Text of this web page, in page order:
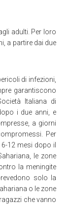
adulti. Per loro
a partire dai due
di infezioni,
garantiscono
Italiana di
i due anni, e
a giorni
Per
12 mesi dopo il
le zone
la meningite
solo la
o le zone
che vanno